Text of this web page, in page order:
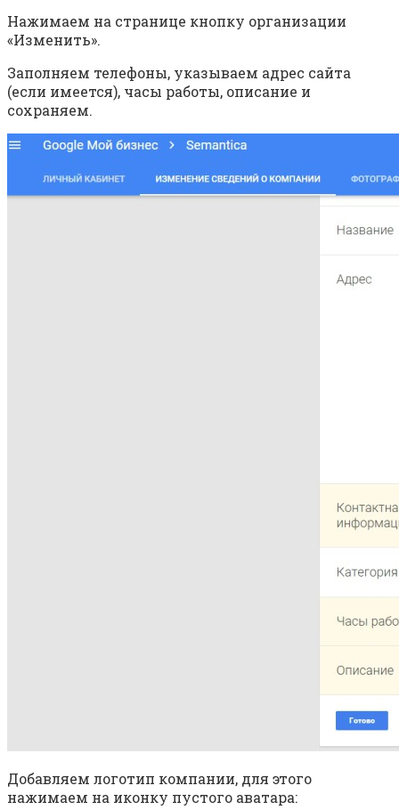
Нажимаем на странице кнопку организации
«Изменить».
Заполняем телефоны, указываем адрес сайта
(если имеется), часы работы, описание и
сохраняем.
Добавляем логотип компании, для этого
нажимаем на иконку пустого аватара: